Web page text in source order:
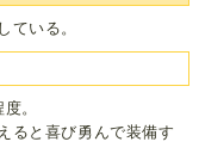
ている。
。
ると喜び勇んで装備す